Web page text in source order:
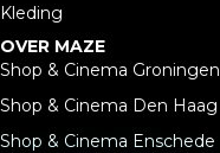
Kleding
OVER MAZE
Shop & Cinema Groningen
Shop & Cinema Den Haag
Shop & Cinema Enschede